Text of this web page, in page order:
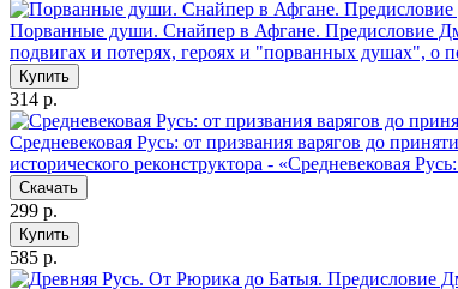
Порванные души. Снайпер в Афгане. Предисловие
подвигах и потерях, героях и "порванных душах", о
Купить
314 р.
Средневековая Русь: от призвания варягов до
исторического реконструктора - «Средневековая
Скачать
299 р.
Купить
585 р.